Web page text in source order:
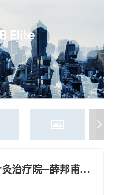
利组织
治疗院─薛邦甫医